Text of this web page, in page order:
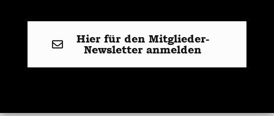
Hier für den Mitglieder-
Newsletter anmelden